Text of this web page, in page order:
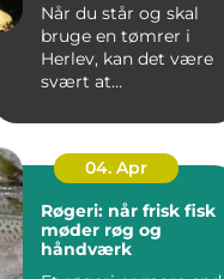
Når du står og skal
bruge en tømrer i
Herlev, kan det være
svært at
du bør vælge, o...
04. Apr
Røgeri: når frisk fisk
møder røg og
håndværk